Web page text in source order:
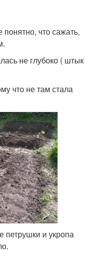
понятно, что сажать,
не глубоко ( штык
что не там стала
петрушки и укропа